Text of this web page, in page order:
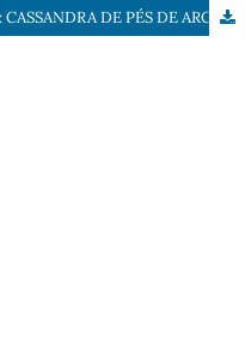
DE PÉS DE ARGILA